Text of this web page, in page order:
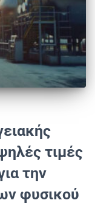
τιμές
την
φυσικού